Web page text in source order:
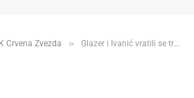
Crvena Zvezda » Glazer i Ivanić vratili se treninzima, da li će nastupati za Zvezdu!?